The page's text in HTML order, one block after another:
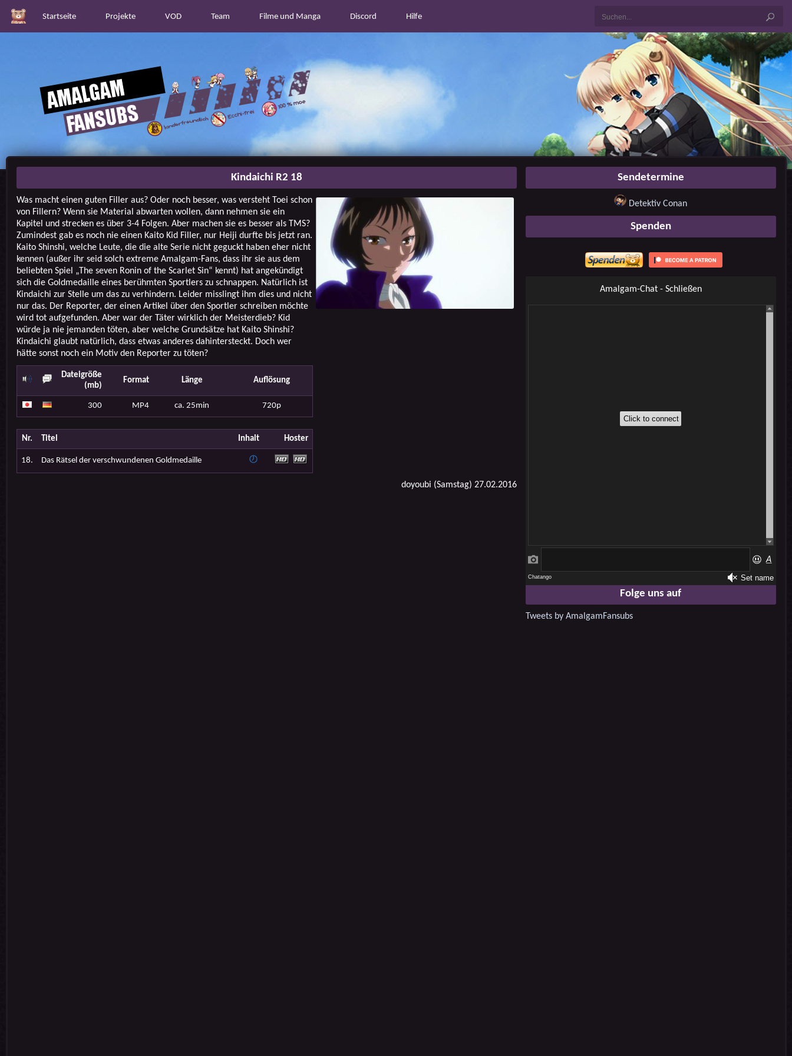
Startseite Projekte VOD Team Filme und Manga Discord Hilfe
Kindaichi R2 18
Was macht einen guten Filler aus? Oder noch besser, was versteht Toei schon
von Fillern? Wenn sie Material abwarten wollen, dann nehmen sie ein
Kapitel und strecken es über 3-4 Folgen. Aber machen sie es besser als TMS?
Zumindest gab es noch nie einen Kaito Kid Filler, nur Heiji durfte bis jetzt ran.
Kaito Shinshi, welche Leute, die die alte Serie nicht geguckt haben eher nicht
kennen (außer ihr seid solch extreme Amalgam-Fans, dass ihr sie aus dem
beliebten Spiel „The seven Ronin of the Scarlet Sin“ kennt) hat angekündigt
sich die Goldmedaille eines berühmten Sportlers zu schnappen. Natürlich ist
Kindaichi zur Stelle um das zu verhindern. Leider misslingt ihm dies und nicht
nur das. Der Reporter, der einen Artikel über den Sportler schreiben möchte
wird tot aufgefunden. Aber war der Täter wirklich der Meisterdieb? Kid
würde ja nie jemanden töten, aber welche Grundsätze hat Kaito Shinshi?
Kindaichi glaubt natürlich, dass etwas anderes dahintersteckt. Doch wer
hätte sonst noch ein Motiv den Reporter zu töten?
Dateigröße
(mb)
Format Länge Auflösung
300 MP4 ca. 25min 720p
Nr. Titel Inhalt Hoster
18. Das Rätsel der verschwundenen Goldmedaille
doyoubi (Samstag) 27.02.2016
Sendetermine
Detektiv Conan
Spenden
Amalgam-Chat - Schließen
Folge uns auf
Tweets by AmalgamFansubs